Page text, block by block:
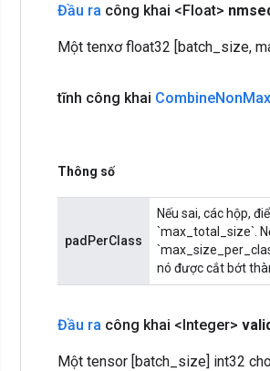
Đầu ra công khai <Float>
Một tenxơ float32 [batch_size,
tĩnh công khai CombineNonMax
Thông số
padPerClass
Nếu sai, các hộp,
`max_total_size`.
nó được cắt bớt
Đầu ra công khai <Integer>
Một tensor [batch_size] int32